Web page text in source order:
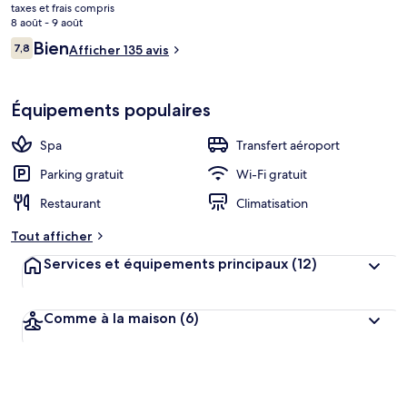
fitness.
actuel
est
de
taxes et frais compris
8 août - 9 août
Avis
voyageurs
7,87,8 sur 10
BienAfficher 135 avis
Équipements populaires
Spa
Transfert aéroport
Parking gratuit
Wi-Fi gratuit
Restaurant
Climatisation
Tout afficher
Services et équipements principaux (12)
Comme à la maison (6)